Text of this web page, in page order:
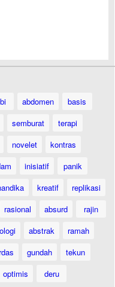
abdomen
basis
semburat
terapi
novelet
kontras
inisiatif
panik
kreatif
replikasi
rasional absurd
rajin
abstrak
ramah
gundah
tekun
optimis deru